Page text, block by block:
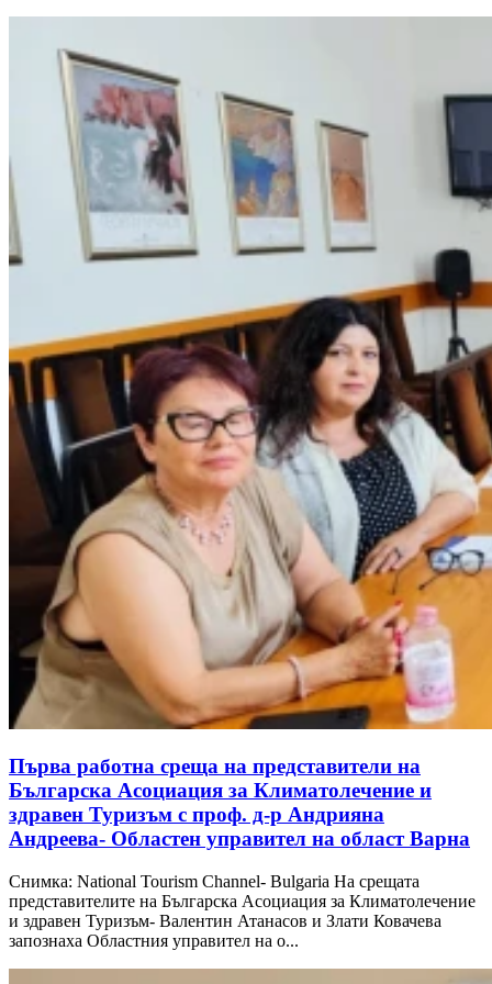
Първа работна среща на представители на
Българска Асоциация за Климатолечение и
здравен Туризъм с проф. д-р Андрияна
Андреева- Областен управител на област Варна
Снимка: National Tourism Channel- Bulgaria На срещата
представителите на Българска Асоциация за Климатолечение
и здравен Туризъм- Валентин Атанасов и Злати Ковачева
запознаха Областния управител на о...